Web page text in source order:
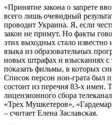
«Принятие закона о запрете
всего лишь очевидный
проводит Украина. Я, если
закон не примут. Но факты
этих выходных стало известно
языка из образовательных
новых штрафах и взысканиях с
показать фильмы, в которых
Список персон нон-грата был
состоит из перечня 83-х имен.
лицензионного сбора
«Трех Мушкетеров»,
– считает Елена Заславская.